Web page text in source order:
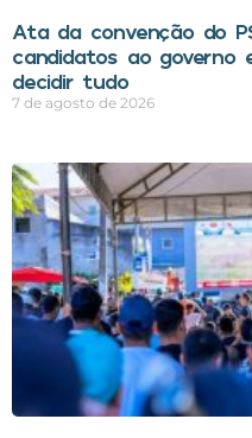
Ata da convenção do
candidatos ao governo
decidir tudo
7 de agosto de 2026